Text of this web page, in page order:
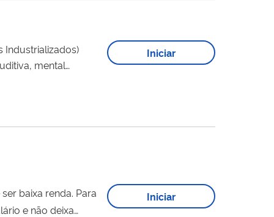
Industrializados)
A
ou...
Iniciar
renda. Para
e não deixa
Iniciar